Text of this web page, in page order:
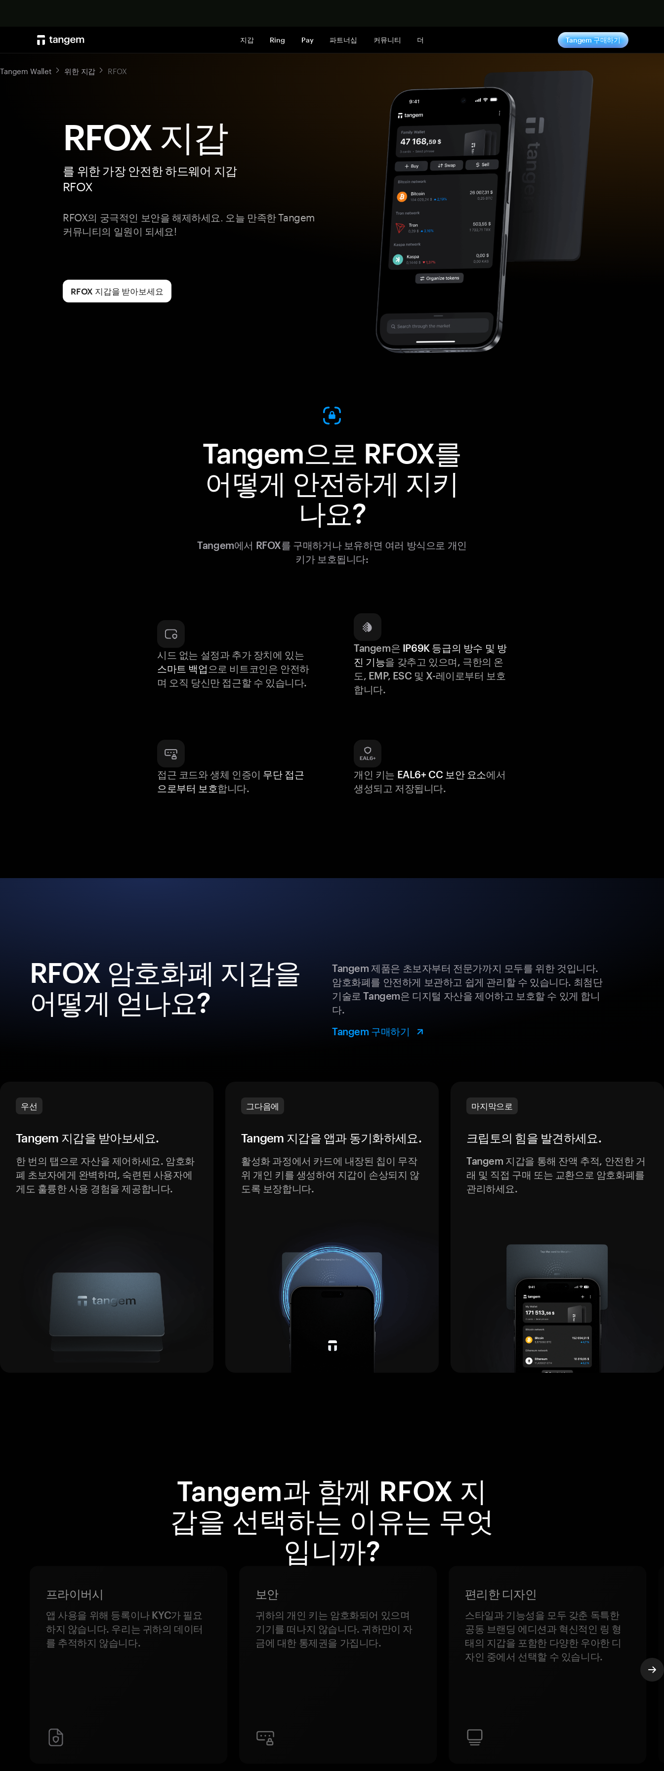
지갑 Ring Pay 파트너십 커뮤니티 더 Tangem 구매하기
Tangem Wallet 위한 지갑 RFOX
RFOX 지갑
를 위한 가장 안전한 하드웨어 지갑
RFOX
RFOX의 궁극적인 보안을 해제하세요. 오늘 만족한 Tangem
커뮤니티의 일원이 되세요!
RFOX 지갑을 받아보세요
Tangem으로 RFOX를
어떻게 안전하게 지키
나요?
Tangem에서 RFOX를 구매하거나 보유하면 여러 방식으로 개인
키가 보호됩니다:
시드 없는 설정과 추가 장치에 있는
스마트 백업 으로 비트코인은 안전하
며 오직 당신만 접근할 수 있습니다.
Tangem은 IP69K 등급의 방수 및 방
진 기능을 갖추고 있으며, 극한의 온
도, EMP, ESC 및 X-레이로부터 보호
합니다.
접근 코드와 생체 인증이 무단 접근
으로부터 보호합니다.
개인 키는 EAL6+ CC 보안 요소에서
생성되고 저장됩니다.
RFOX 암호화폐 지갑을
어떻게 얻나요?
Tangem 제품은 초보자부터 전문가까지 모두를 위한 것입니다.
암호화폐를 안전하게 보관하고 쉽게 관리할 수 있습니다. 최첨단
기술로 Tangem은 디지털 자산을 제어하고 보호할 수 있게 합니
다.
Tangem 구매하기
우선
Tangem 지갑을 받아보세요.
한 번의 탭으로 자산을 제어하세요. 암호화
폐 초보자에게 완벽하며, 숙련된 사용자에
게도 훌륭한 사용 경험을 제공합니다.
그다음에
Tangem 지갑을 앱과 동기화하세요.
활성화 과정에서 카드에 내장된 칩이 무작
위 개인 키를 생성하여 지갑이 손상되지 않
도록 보장합니다.
마지막으로
크립토의 힘을 발견하세요.
Tangem 지갑을 통해 잔액 추적, 안전한 거
래 및 직접 구매 또는 교환으로 암호화폐를
관리하세요.
Tangem과 함께 RFOX 지
갑을 선택하는 이유는 무엇
입니까?
프라이버시
앱 사용을 위해 등록이나 KYC가 필요
하지 않습니다. 우리는 귀하의 데이터
를 추적하지 않습니다.
보안
귀하의 개인 키는 암호화되어 있으며
기기를 떠나지 않습니다. 귀하만이 자
금에 대한 통제권을 가집니다.
편리한 디자인
스타일과 기능성을 모두 갖춘 독특한
공동 브랜딩 에디션과 혁신적인 링 형
태의 지갑을 포함한 다양한 우아한 디
자인 중에서 선택할 수 있습니다.